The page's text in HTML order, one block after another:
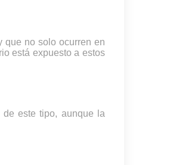
que no solo ocurren en
está expuesto a estos
este tipo, aunque la